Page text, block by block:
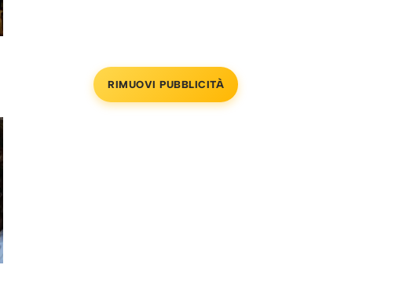
RIMUOVI PUBBLICITÀ